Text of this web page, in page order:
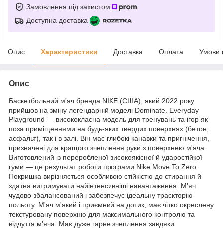
Замовлення під захистом
Доступна доставка
Опис Характеристики Доставка Оплата Умови
Опис
Баскетбольний м'яч бренда NIKE (США), який 2022 року
прийшов на зміну легендарній моделі Dominate. Everyday
Playground — висококласна модель для тренувань та ігор як
поза приміщеннями на будь-яких твердих поверхнях (бетон,
асфальт), так і в залі. Він має глибокі канавки та пригнічення,
призначені для кращого зчеплення руки з поверхнею м'яча.
Виготовлений із переробленої високоякісної й ударостійкої
гуми — це результат роботи програми Nike Move To Zero.
Покришка вирізняється особливою стійкістю до стирання й
здатна витримувати найінтенсивніші навантаження. М'яч
чудово збалансований і забезпечує ідеальну траєкторію
польоту. М'яч м'який і приємний на дотик, має чітко окреслену
текстуровану поверхню для максимального контролю та
відчуття м'яча. Має дуже гарне зчеплення завдяки